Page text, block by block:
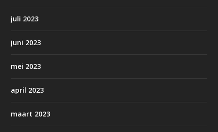
juli 2023
juni 2023
mei 2023
april 2023
maart 2023